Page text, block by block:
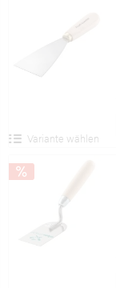
Variante wählen